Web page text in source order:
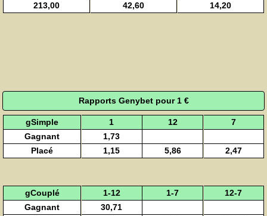
213,00
42,60 14,20
Rapports Genybet pour 1 €
gSimple 1 12
7
Gagnant
1,73
Placé
1,15 5,86 2,47
gCouplé 1-12 1-7
12-7
Gagnant
30,71